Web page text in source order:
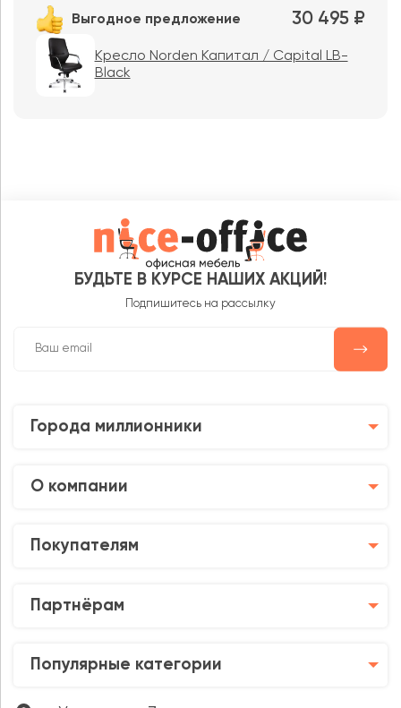
Выгодное предложение 30 495 ₽
Кресло Norden Капитал / Capital LB-
Black
БУДЬТЕ В КУРСЕ НАШИХ АКЦИЙ!
Подпишитесь на рассылку
Города миллионники
О компании
Покупателям
Партнёрам
Популярные категории